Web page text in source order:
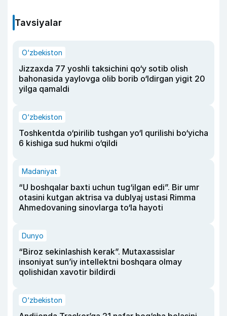
Tavsiyalar
O‘zbekiston
Jizzaxda 77 yoshli taksichini qo‘y sotib olish
bahonasida yaylovga olib borib o‘ldirgan yigit 20
yilga qamaldi
O‘zbekiston
Toshkentda o‘pirilib tushgan yo‘l qurilishi bo‘yicha
6 kishiga sud hukmi o‘qildi
Madaniyat
“U boshqalar baxti uchun tug‘ilgan edi”. Bir umr
otasini kutgan aktrisa va dublyaj ustasi Rimma
Ahmedovaning sinovlarga to‘la hayoti
Dunyo
“Biroz sekinlashish kerak”. Mutaxassislar
insoniyat sun’iy intellektni boshqara olmay
qolishidan xavotir bildirdi
O‘zbekiston